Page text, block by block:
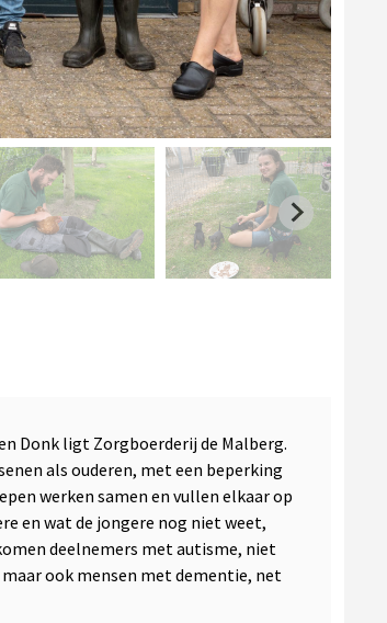
Donk ligt Zorgboerderij de Malberg.
als ouderen, met een beperking
werken samen en vullen elkaar op
en wat de jongere nog niet weet,
deelnemers met autisme, niet
ook mensen met dementie, net